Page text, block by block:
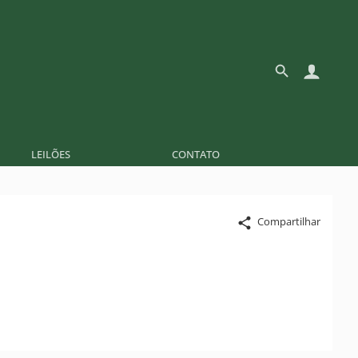
LEILÕES CONTATO
Compartilhar